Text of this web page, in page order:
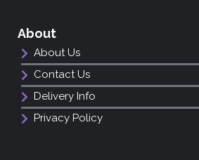
About
About Us
Contact Us
Delivery Info
Privacy Policy